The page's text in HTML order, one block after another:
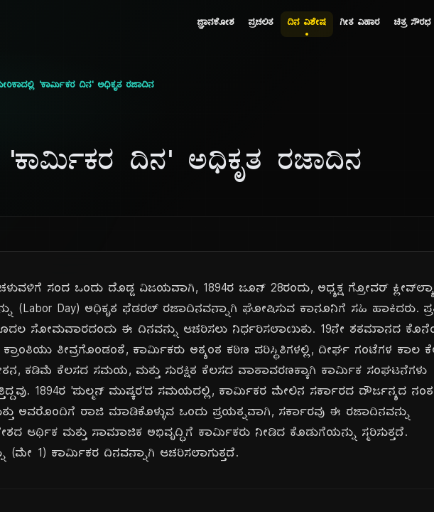
ಜ್ಞಾನಕೋಶ ಪ್ರಚಲಿತ ದಿನ ವಿಶೇಷ ಗೀತ ವಿಹಾರ ಚಿತ್ರ ಸೌರಭ
'ಕಾರ್ಮಿಕರ ದಿನ' ಅಧಿಕೃತ ರಜಾದಿನ
'ಕಾರ್ಮಿಕರ ದಿನ' ಅಧಿಕೃತ ರಜಾದಿನ
ಸಂದ ಒಂದು ದೊಡ್ಡ ವಿಜಯವಾಗಿ, 1894ರ ಜೂನ್ 28ರಂದು, ಅಧ್ಯಕ್ಷ ಗ್ರೋವರ್
(Labor Day) ಅಧಿಕೃತ ಫೆಡರಲ್ ರಜಾದಿನವನ್ನಾಗಿ ಘೋಷಿಸುವ ಕಾನೂನಿಗೆ ಸಹಿ ಹಾಕಿದರು.
ಸೋಮವಾರದಂದು ಈ ದಿನವನ್ನು ಆಚರಿಸಲು ನಿರ್ಧರಿಸಲಾಯಿತು. 19ನೇ ಶತಮಾನದ
ತೀವ್ರಗೊಂಡಂತೆ, ಕಾರ್ಮಿಕರು ಅತ್ಯಂತ ಕಠಿಣ ಪರಿಸ್ಥಿತಿಗಳಲ್ಲಿ, ದೀರ್ಘ ಗಂಟೆಗಳ ಕಾಲ
ಕಡಿಮೆ ಕೆಲಸದ ಸಮಯ, ಮತ್ತು ಸುರಕ್ಷಿತ ಕೆಲಸದ ವಾತಾವರಣಕ್ಕಾಗಿ ಕಾರ್ಮಿಕ ಸಂಘಟನೆಗಳು
1894ರ 'ಪುಲ್ಮನ್ ಮುಷ್ಕರ'ದ ಸಮಯದಲ್ಲಿ, ಕಾರ್ಮಿಕರ ಮೇಲಿನ ಸರ್ಕಾರದ ದೌರ್ಜನ್ಯದ
ಅವರೊಂದಿಗೆ ರಾಜಿ ಮಾಡಿಕೊಳ್ಳುವ ಒಂದು ಪ್ರಯತ್ನವಾಗಿ, ಸರ್ಕಾರವು ಈ ರಜಾದಿನವನ್ನು
ಆರ್ಥಿಕ ಮತ್ತು ಸಾಮಾಜಿಕ ಅಭಿವೃದ್ಧಿಗೆ ಕಾರ್ಮಿಕರು ನೀಡಿದ ಕೊಡುಗೆಯನ್ನು ಸ್ಮರಿಸುತ್ತದೆ.
(ಮೇ 1) ಕಾರ್ಮಿಕರ ದಿನವನ್ನಾಗಿ ಆಚರಿಸಲಾಗುತ್ತದೆ.